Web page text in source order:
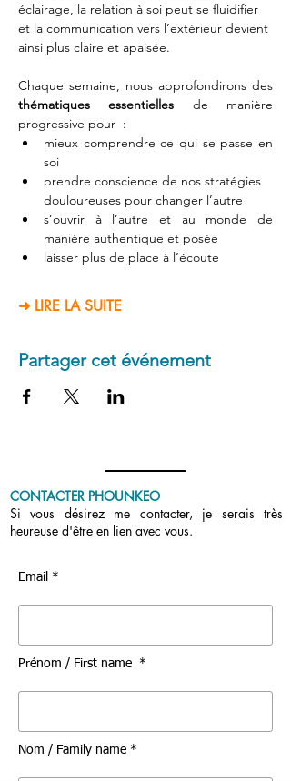
éclairage, la relation à soi peut se fluidifier
et la communication vers l’extérieur devient
ainsi plus claire et apaisée.
thématiques essentielles de manière
progressive pour  :
mieux comprendre ce qui se passe en
soi
prendre conscience de nos stratégies
douloureuses pour changer l’autre
s’ouvrir à l’autre et au monde de
manière authentique et posée
laisser plus de place à l’écoute
➜ LIRE LA SUITE
Partager cet événement
CONTACTER PHOUNKEO
Si vous désirez me contacter, je serais très
heureuse d'être en lien avec vous.
Email *
Prénom / First name *
Nom / Family name *